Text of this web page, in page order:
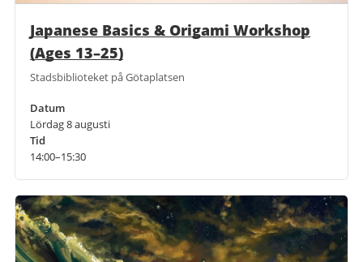
Japanese Basics & Origami Workshop
(Ages 13–25)
Stadsbiblioteket på Götaplatsen
Datum
Lördag 8 augusti
Tid
14:00–15:30